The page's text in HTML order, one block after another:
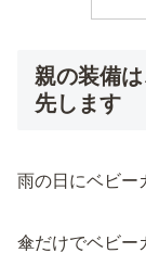
親の装備
先します
雨の日にベビー
傘だけでベビー